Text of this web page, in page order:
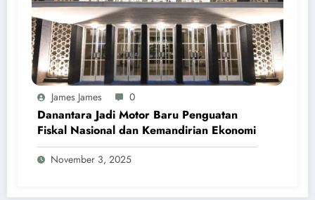
James James 0
Danantara Jadi Motor Baru Penguatan
Fiskal Nasional dan Kemandirian Ekonomi
November 3, 2025